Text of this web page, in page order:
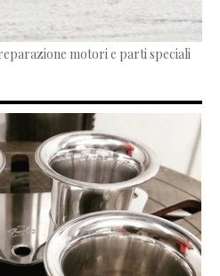
motori e parti speciali